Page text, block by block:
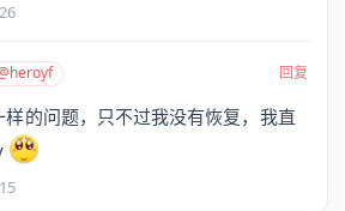
回复
样的问题，只不过我没有恢复，我直